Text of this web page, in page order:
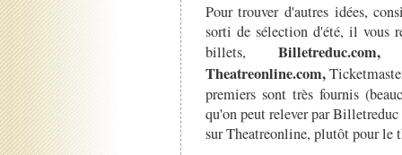
Pour trouver d'autres idées,
sorti de sélection d'été, il vous
billets, Billetreduc.com,
Theatreonline.com,
premiers sont très fournis
qu'on peut relever par
sur Theatreonline, plutôt pour le